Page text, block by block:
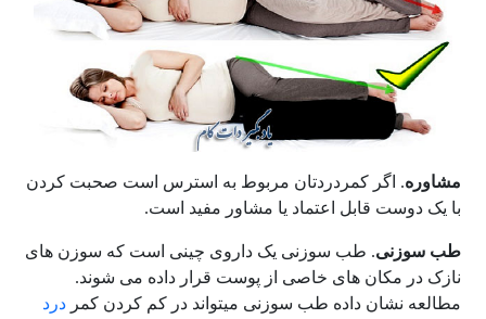
مشاوره. اگر کمردردتان مربوط به استرس است صحبت کردن
با یک دوست قابل اعتماد یا مشاور مفید است.
طب سوزنی. طب سوزنی یک داروی چینی است که سوزن های
نازک در مکان های خاصی از پوست قرار داده می شوند.
مطالعه نشان داده طب سوزنی میتواند در کم کردن کمر درد